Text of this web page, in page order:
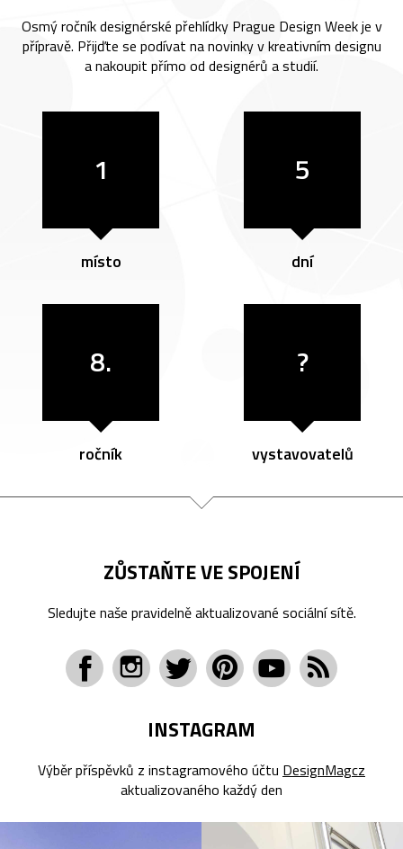
Osmý ročník designérské přehlídky Prague Design Week je v
přípravě. Přijďte se podívat na novinky v kreativním designu
a nakoupit přímo od designérů a studií.
1
místo
5
dní
8.
ročník
?
vystavovatelů
ZŮSTAŇTE VE SPOJENÍ
Sledujte naše pravidelně aktualizované sociální sítě.
INSTAGRAM
Výběr příspěvků z instagramového účtu DesignMagcz
aktualizovaného každý den